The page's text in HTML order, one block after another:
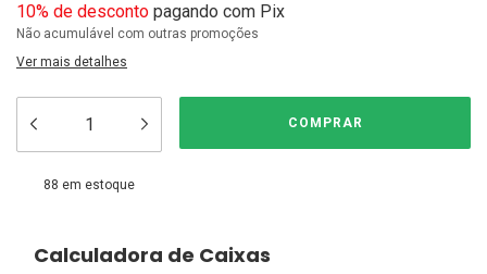
10% de desconto pagando com Pix
Não acumulável com outras promoções
Ver mais detalhes
88 em estoque
Calculadora de Caixas